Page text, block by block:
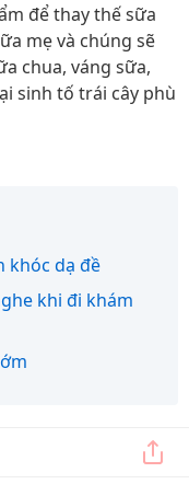
để thay thế sữa
mẹ và chúng sẽ
chua, váng sữa,
sinh tố trái cây phù
khóc dạ đề
khi đi khám